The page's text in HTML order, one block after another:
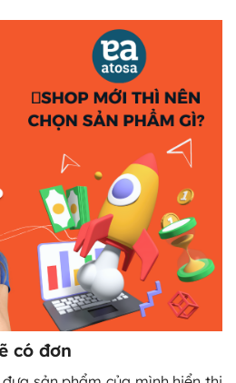
có đơn